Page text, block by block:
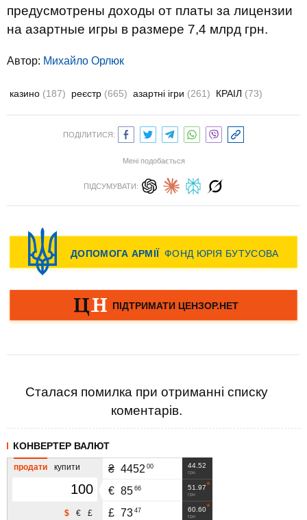
предусмотрены доходы от платы за лицензии
на азартные игры в размере 7,4 млрд грн.
Автор: Михайло Орлюк
казино (187) реєстр (665) азартні ігри (261) КРАІЛ (73)
ПОДІЛИТИСЯ:
Мені подобається
ПІДСУМУВАТИ:
Сталася помилка при отриманні списку
коментарів.
КОНВЕРТЕР ВАЛЮТ
продати купити
£
€
$
44.52
грн
₴ 4452 00
51.97
грн
€ 85 66
60.60
грн
£ 73 47